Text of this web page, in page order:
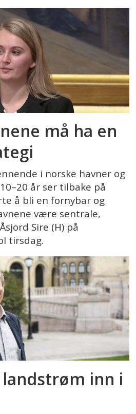
må ha en
i norske havner og
år ser tilbake på
å bli en fornybar og
være sentrale,
Sire (H) på
tirsdag.
inn i